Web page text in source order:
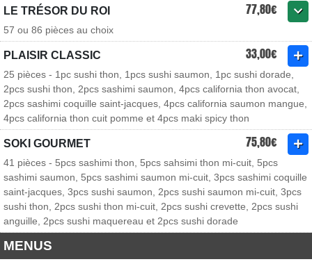
LE TRÉSOR DU ROI 77,80€
57 ou 86 pièces au choix
PLAISIR CLASSIC 33,00€
25 pièces - 1pc sushi thon, 1pcs sushi saumon, 1pc sushi dorade,
2pcs sushi thon, 2pcs sashimi saumon, 4pcs california thon avocat,
2pcs sashimi coquille saint-jacques, 4pcs california saumon mangue,
4pcs california thon cuit pomme et 4pcs maki spicy thon
SOKI GOURMET 75,80€
41 pièces - 5pcs sashimi thon, 5pcs sahsimi thon mi-cuit, 5pcs
sashimi saumon, 5pcs sashimi saumon mi-cuit, 3pcs sashimi coquille
saint-jacques, 3pcs sushi saumon, 2pcs sushi saumon mi-cuit, 3pcs
sushi thon, 2pcs sushi thon mi-cuit, 2pcs sushi crevette, 2pcs sushi
anguille, 2pcs sushi maquereau et 2pcs sushi dorade
MENUS